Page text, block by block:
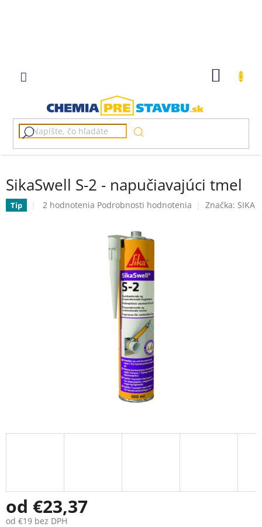
SikaSwell S-2 - napučiavajúci tmel
Tip
Priemerné
2 hodnotenia Podrobnosti hodnotenia Značka: SIKA
od €23,37
od €19 bez DPH